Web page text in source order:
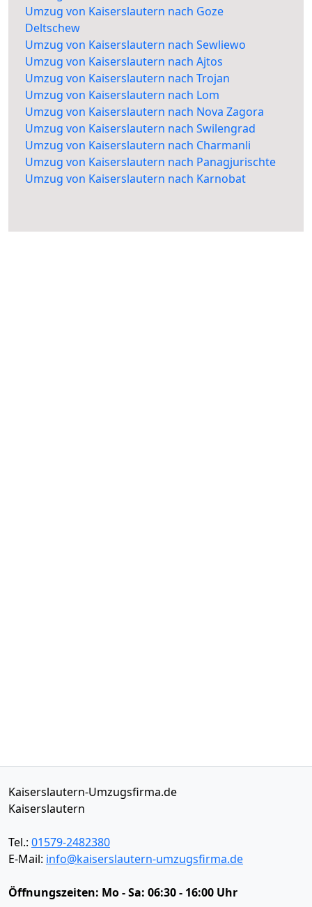
Umzug von Kaiserslautern nach Goze
Deltschew
Umzug von Kaiserslautern nach Sewliewo
Umzug von Kaiserslautern nach Ajtos
Umzug von Kaiserslautern nach Trojan
Umzug von Kaiserslautern nach Lom
Umzug von Kaiserslautern nach Nova Zagora
Umzug von Kaiserslautern nach Swilengrad
Umzug von Kaiserslautern nach Charmanli
Umzug von Kaiserslautern nach Panagjurischte
Umzug von Kaiserslautern nach Karnobat
Kaiserslautern-Umzugsfirma.de
Kaiserslautern
Tel.: 01579-2482380
E-Mail: info@kaiserslautern-umzugsfirma.de
Öffnungszeiten: Mo - Sa: 06:30 - 16:00 Uhr